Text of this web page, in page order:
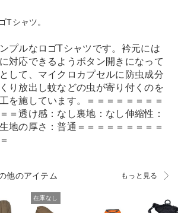
Tシャツ。
プルなロゴTシャツです。衿元には
対応できるようボタン開きになって
して、マイクロカプセルに防虫成分
り放出し蚊などの虫が寄り付くのを
を施しています。＝＝＝＝＝＝＝＝
＝透け感：なし裏地：なし伸縮性：
地の厚さ：普通＝＝＝＝＝＝＝＝＝
他のアイテム もっと見る
在庫なし